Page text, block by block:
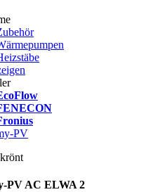
PV
PV AC ELWA 2